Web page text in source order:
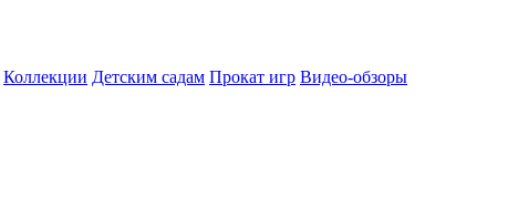
Коллекции Детским садам Прокат игр Видео-обзоры